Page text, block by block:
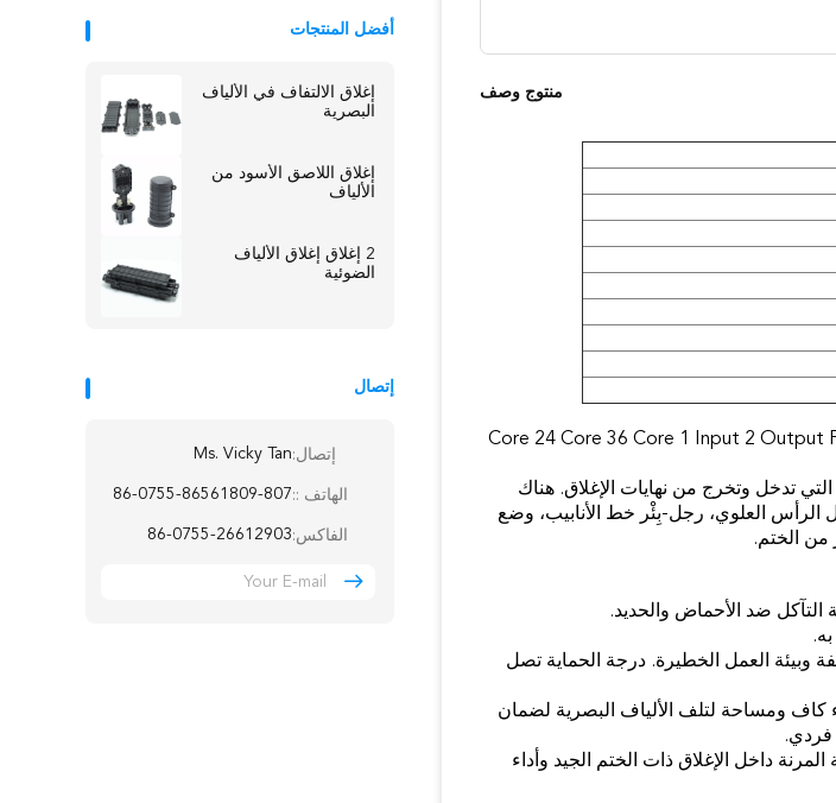
أفضل المنتجات
إغلاق الالتفاف في الألياف
البصرية
إغلاق اللاصق الأسود من
الألياف
2 إغلاق إغلاق الألياف
الضوئية
إتصال
إتصال:Ms. Vicky Tan
الهاتف ::86-0755-86561809-807
الفاكس:86-0755-26612903
منتوج وصف
تدخل وتخرج من نهايات الإغلاق. هناك
الرأس العلوي، رجل-بِئْر خط الأنابيب، وضع
من الختم.
وبيئة العمل الخطيرة. درجة الحماية تصل
كاف ومساحة لتلف الألياف البصرية لضمان
داخل الإغلاق ذات الختم الجيد وأداء